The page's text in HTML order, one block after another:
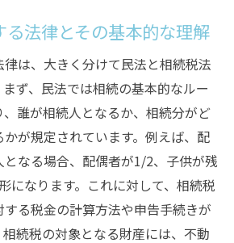
テップバイステップガイド
の全体像とスケジュール
作成方法
進め方
議とその記録方法
の手続きと注意点
の完了報告と必要な書類
るメリットとそのタイミング
法律とその基本的な理解
は、大きく分けて民法と相続税法
ず、民法では相続の基本的なルー
誰が相続人となるか、相続分がど
が規定されています。例えば、配
なる場合、配偶者が1/2、子供が残
になります。これに対して、相続税
る税金の計算方法や申告手続きが
続税の対象となる財産には、不動